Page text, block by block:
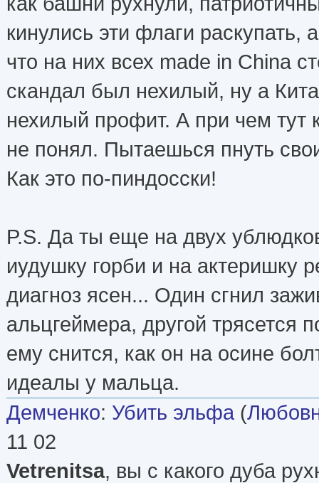
кинулись эти флаги раскупать,
что на них всех made in China
скандал был нехилый, ну а
нехилый профит. А при чем тут
не понял. Пытаешься пнуть
Как это по-пиндосски!
P.S. Да ты еще на двух
иудушку горби и на актеришку
диагноз ясен... Один сгнил
альцгеймера, другой трясется
ему снится, как он на осине
идеалы у мальца.
Демченко: Убить эльфа (
11 02
Vetrenitsa, вы с какого дуба